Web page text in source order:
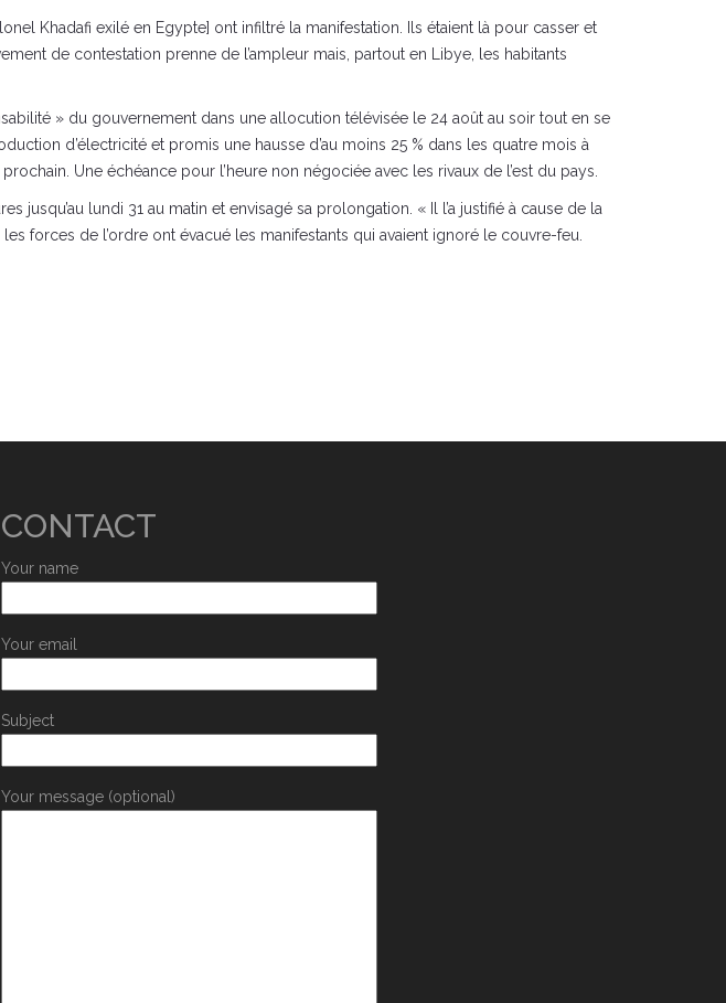
Khadafi exilé en Egypte] ont infiltré la manifestation. Ils étaient là pour casser et
de contestation prenne de l’ampleur mais, partout en Libye, les habitants
» du gouvernement dans une allocution télévisée le 24 août au soir tout en se
d’électricité et promis une hausse d’au moins 25 % dans les quatre mois à
Une échéance pour l’heure non négociée avec les rivaux de l’est du pays.
jusqu’au lundi 31 au matin et envisagé sa prolongation. « Il l’a justifié à cause de la
forces de l’ordre ont évacué les manifestants qui avaient ignoré le couvre-feu.
CONTACT
Your name
Your email
Subject
Your message (optional)